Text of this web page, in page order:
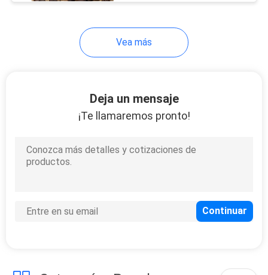
Servicio de encargo
chapa del CNC
Vea más
Deja un mensaje
¡Te llamaremos pronto!